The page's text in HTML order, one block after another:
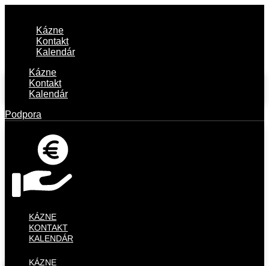
Kázne
Kontakt
Kalendár
Kázne
Kontakt
Kalendár
Podpora
KÁZNE
KONTAKT
KALENDÁR
KÁZNE